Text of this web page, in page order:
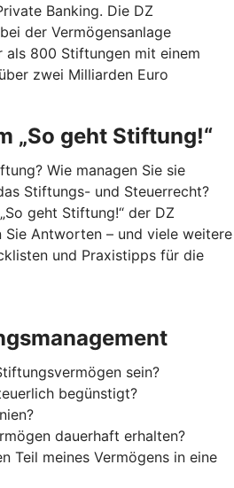
Banking. Die DZ
der Vermögensanlage
als 800 Stiftungen mit einem
zwei Milliarden Euro
„So geht Stiftung!“
Wie managen Sie sie
Stiftungs- und Steuerrecht?
geht Stiftung!“ der DZ
Sie Antworten – und viele weitere
und Praxistipps für die
sein?
begünstigt?
dauerhaft erhalten?
Teil meines Vermögens in eine